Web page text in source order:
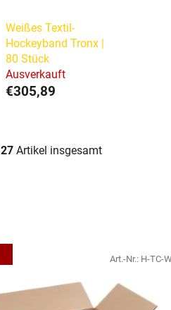
Weißes Textil-
Hockeyband Tronx |
80 Stück
Ausverkauft
€305,89
27 Artikel insgesamt
Art.-Nr.: H-TC-